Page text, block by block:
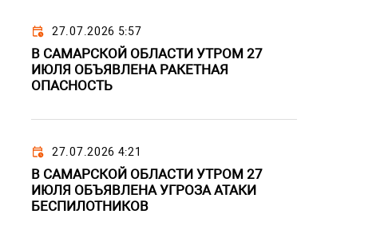
27.07.2026 5:57
В САМАРСКОЙ ОБЛАСТИ УТРОМ 27
ИЮЛЯ ОБЪЯВЛЕНА РАКЕТНАЯ
ОПАСНОСТЬ
27.07.2026 4:21
В САМАРСКОЙ ОБЛАСТИ УТРОМ 27
ИЮЛЯ ОБЪЯВЛЕНА УГРОЗА АТАКИ
БЕСПИЛОТНИКОВ